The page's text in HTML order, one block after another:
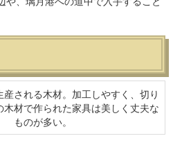
産される木材。加工しやすく、切り
木材で作られた家具は美しく丈夫な
ものが多い。